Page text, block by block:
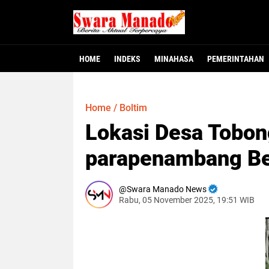
HOME INDEKS MINAHASA PEMERINTAHAN
Home / Boltim
Lokasi Desa
parapenambang
Swara Manado News
Rabu, 05 November 2025, 19:51 WIB